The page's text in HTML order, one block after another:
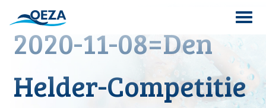
content
Search
2020-11-08=Den
Helder-Competitie